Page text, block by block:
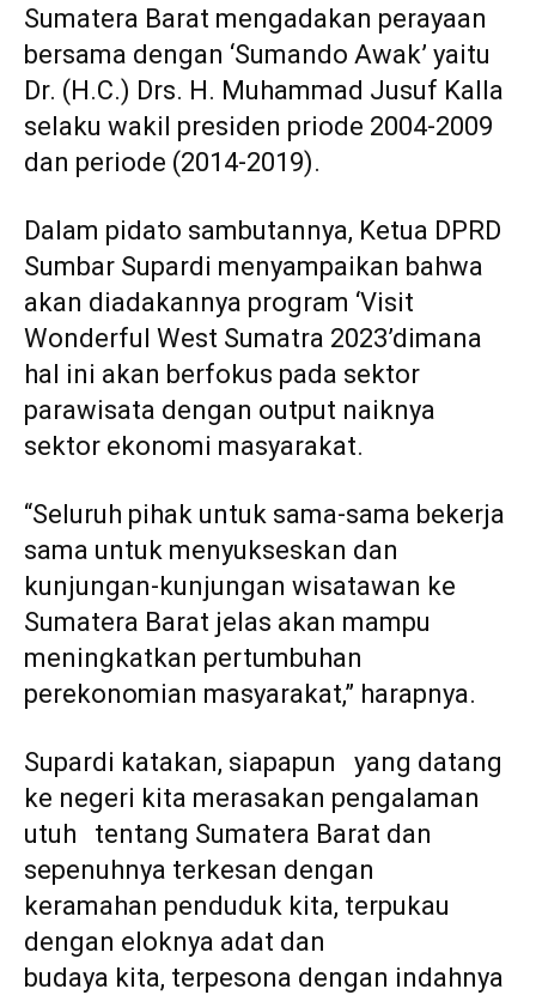
Sumatera Barat mengadakan perayaan
bersama dengan ‘Sumando Awak’ yaitu
Dr. (H.C.) Drs. H. Muhammad Jusuf Kalla
selaku wakil presiden priode 2004-2009
dan periode (2014-2019).
Dalam pidato sambutannya, Ketua DPRD
Sumbar Supardi menyampaikan bahwa
akan diadakannya program ‘Visit
Wonderful West Sumatra 2023’dimana
hal ini akan berfokus pada sektor
parawisata dengan output naiknya
sektor ekonomi masyarakat.
“Seluruh pihak untuk sama-sama bekerja
sama untuk menyukseskan dan
kunjungan-kunjungan wisatawan ke
Sumatera Barat jelas akan mampu
meningkatkan pertumbuhan
perekonomian masyarakat,” harapnya.
Supardi katakan, siapapun yang datang
ke negeri kita merasakan pengalaman
utuh tentang Sumatera Barat dan
sepenuhnya terkesan dengan
keramahan penduduk kita, terpukau
dengan eloknya adat dan
budaya kita, terpesona dengan indahnya